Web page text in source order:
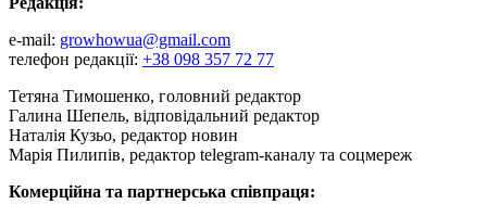
e-mail: growhowua@gmail.com
телефон редакції: +38 098 357 72 77
Тетяна Тимошенко, головний редактор
Галина Шепель, відповідальний редактор
Наталія Кузьо, редактор новин
Марія Пилипів, редактор telegram-каналу та соцмереж
Комерційна та партнерська співпраця: